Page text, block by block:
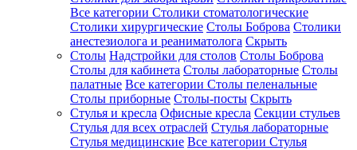
Все категории Столики стоматологические
Столики хирургические Столы Боброва Столики
анестезиолога и реаниматолога Скрыть
Столы Надстройки для столов Столы Боброва
Столы для кабинета Столы лабораторные Столы
палатные Все категории Столы пеленальные
Столы приборные Столы-посты Скрыть
Стулья и кресла Офисные кресла Секции стульев
Стулья для всех отраслей Стулья лабораторные
Стулья медицинские Все категории Стулья